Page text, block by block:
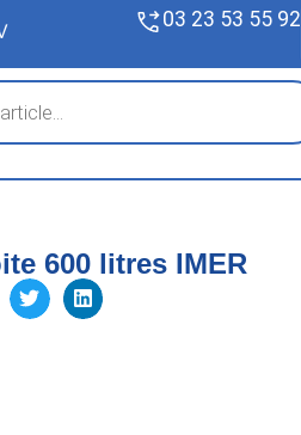
03 23 53 55 92
600 litres IMER